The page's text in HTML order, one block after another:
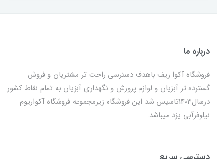
درباره ما
فروشگاه آکوا ریف باهدف دسترسی راحت تر مشتریان و فروش
گسترده تر آبزیان و لوازم پرورش و نگهداری آبزیان به تمام نقاط کشور
درسال1403تاسیس شد این فروشگاه زیرمجموعه فروشگاه آکواریوم
نیلوفرآبی یزد میباشد.